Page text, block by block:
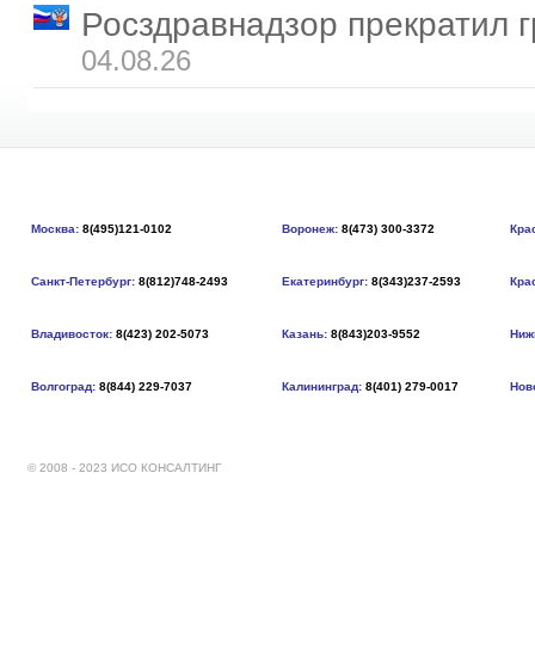
Росздравнадзор прекратил
04.08.26
Москва: 8(495)121-0102 Воронеж: 8(473) 300-3372
Санкт-Петербург: 8(812)748-2493 Екатеринбург: 8(343)237-2593
Владивосток: 8(423) 202-5073 Казань: 8(843)203-9552
Волгоград: 8(844) 229-7037 Калининград: 8(401) 279-0017
© 2008 - 2023 ИСО КОНСАЛТИНГ